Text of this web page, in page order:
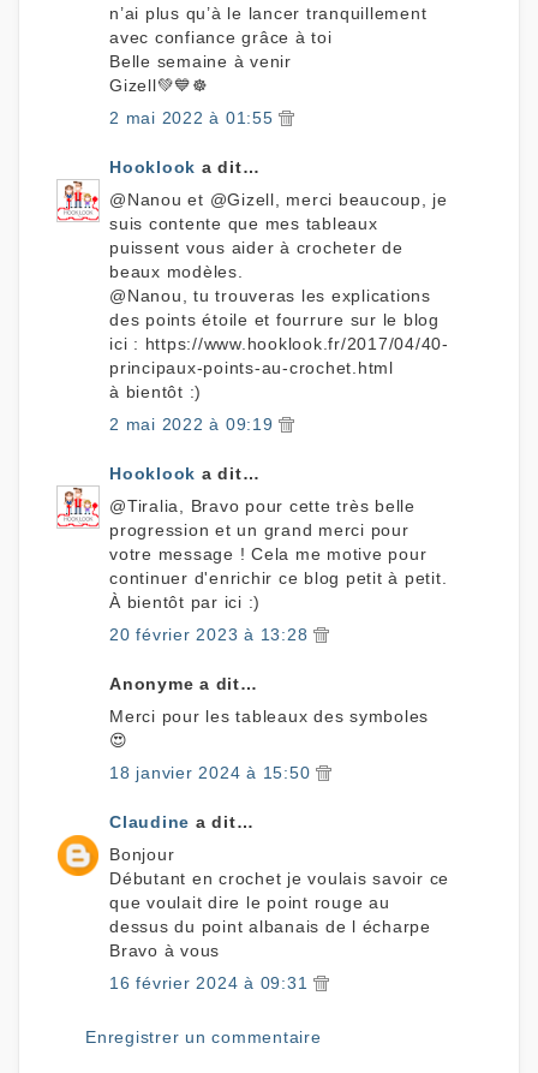
n’ai plus qu’à le lancer tranquillement
avec confiance grâce à toi
Belle semaine à venir
Gizell💚💙☸️
2 mai 2022 à 01:55
Hooklook a dit…
@Nanou et @Gizell, merci beaucoup, je
suis contente que mes tableaux
puissent vous aider à crocheter de
beaux modèles.
@Nanou, tu trouveras les explications
des points étoile et fourrure sur le blog
ici : https://www.hooklook.fr/2017/04/40-
principaux-points-au-crochet.html
à bientôt :)
2 mai 2022 à 09:19
Hooklook a dit…
@Tiralia, Bravo pour cette très belle
progression et un grand merci pour
votre message ! Cela me motive pour
continuer d'enrichir ce blog petit à petit.
À bientôt par ici :)
20 février 2023 à 13:28
Anonyme a dit…
Merci pour les tableaux des symboles
😍
18 janvier 2024 à 15:50
Claudine a dit…
Bonjour
Débutant en crochet je voulais savoir ce
que voulait dire le point rouge au
dessus du point albanais de l écharpe
Bravo à vous
16 février 2024 à 09:31
Enregistrer un commentaire